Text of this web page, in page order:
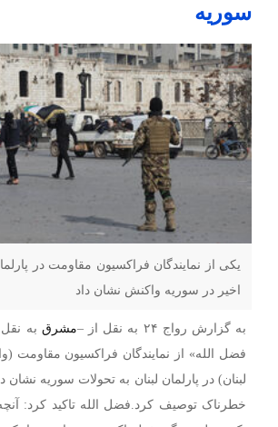
سوریه
یکی از نمایندگان فراکسیون مقاومت در
اخیر در سوریه واکنش نشان داد
به گزارش رواج ۲۴ به نقل از – مشرق به
فضل الله» از نمایندگان فراکسیون مقاومت
لبنان) در پارلمان لبنان به تحولات سوریه نشان
خطرناک توصیف کرد.فضل الله تاکید کرد: